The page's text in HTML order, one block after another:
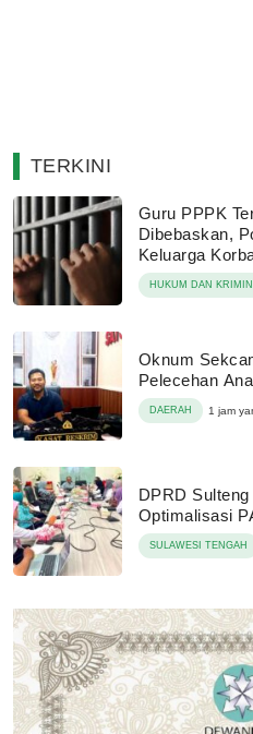
TERKINI
Guru PPPK
Dibebaskan,
Keluarga
HUKUM DAN
Oknum
Pelecehan
DAERAH 1 jam
DPRD
Optimalisasi
SULAWESI TENGAH